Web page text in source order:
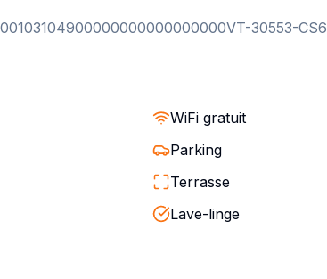
30553-CS6
WiFi gratuit
Parking
Terrasse
Lave-linge